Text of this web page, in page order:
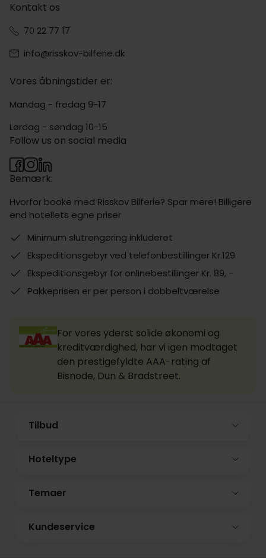
Kontakt os
70 22 77 17
info@risskov-bilferie.dk
Vores åbningstider er:
Mandag - fredag 9-17
Lørdag - søndag 10-15
Bemærk:
Hvorfor booke med Risskov Bilferie? Spar mere! Billigere
end hotellets egne priser
Minimum slutrengøring inkluderet
Ekspeditionsgebyr ved telefonbestillinger Kr.129
Ekspeditionsgebyr for onlinebestillinger Kr. 89, -
Pakkeprisen er per person i dobbeltværelse
Follow us on social media
For vores yderst solide økonomi og
kreditværdighed, har vi igen modtaget
den prestigefyldte AAA-rating af
Bisnode, Dun & Bradstreet.
Tilbud
Hoteltype
Temaer
Kundeservice